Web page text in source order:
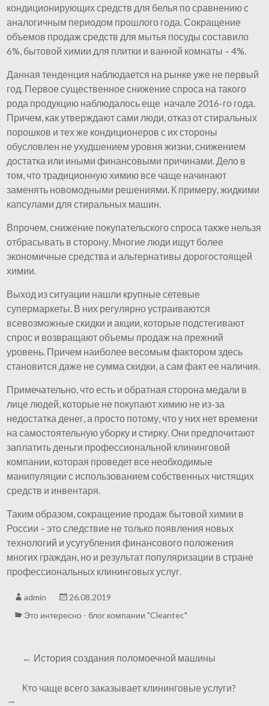
кондиционирующих средств для белья по сравнению с
аналогичным периодом прошлого года. Сокращение
объемов продаж средств для мытья посуды составило
6%, бытовой химии для плитки и ванной комнаты – 4%.
Данная тенденция наблюдается на рынке уже не первый
год. Первое существенное снижение спроса на такого
рода продукцию наблюдалось еще начале 2016-го года.
Причем, как утверждают сами люди, отказ от стиральных
порошков и тех же кондиционеров с их стороны
обусловлен не ухудшением уровня жизни, снижением
достатка или иными финансовыми причинами. Дело в
том, что традиционную химию все чаще начинают
заменять новомодными решениями. К примеру, жидкими
капсулами для стиральных машин.
Впрочем, снижение покупательского спроса также нельзя
отбрасывать в сторону. Многие люди ищут более
экономичные средства и альтернативы дорогостоящей
химии.
Выход из ситуации нашли крупные сетевые
супермаркеты. В них регулярно устраиваются
всевозможные скидки и акции, которые подстегивают
спрос и возвращают объемы продаж на прежний
уровень. Причем наиболее весомым фактором здесь
становится даже не сумма скидки, а сам факт ее наличия.
Примечательно, что есть и обратная сторона медали в
лице людей, которые не покупают химию не из-за
недостатка денег, а просто потому, что у них нет времени
на самостоятельную уборку и стирку. Они предпочитают
заплатить деньги профессиональной клининговой
компании, которая проведет все необходимые
манипуляции с использованием собственных чистящих
средств и инвентаря.
Таким образом, сокращение продаж бытовой химии в
России – это следствие не только появления новых
технологий и усугубления финансового положения
многих граждан, но и результат популяризации в стране
профессиональных клининговых услуг.
admin
26.08.2019
Это интересно - блог компании "Cleantec"
← История создания поломоечной машины
Кто чаще всего заказывает клининговые услуги?
→